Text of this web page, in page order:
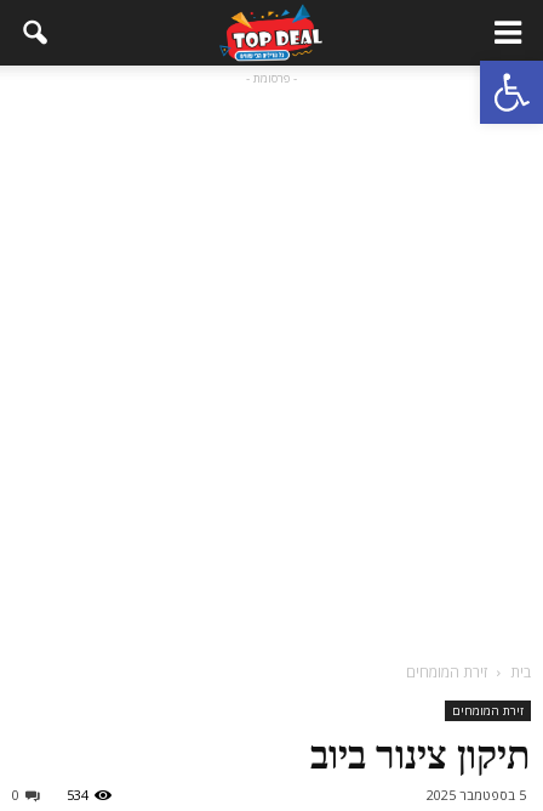
Open toolbar - פרסומת -
בית זירת המומחים
זירת המומחים
תיקון צינור ביוב
5 בספטמבר 2025 0 534